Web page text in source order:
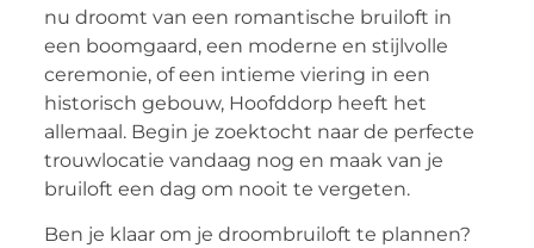
nu droomt van een romantische bruiloft in
een boomgaard, een moderne en stijlvolle
ceremonie, of een intieme viering in een
historisch gebouw, Hoofddorp heeft het
allemaal. Begin je zoektocht naar de perfecte
trouwlocatie vandaag nog en maak van je
bruiloft een dag om nooit te vergeten.
Ben je klaar om je droombruiloft te plannen?